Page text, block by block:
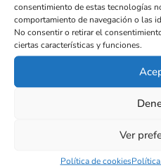
consentimiento de estas tecnologías
comportamiento de navegación o las
No consentir o retirar el
ciertas características y funciones.
Ver
Política de cookiesPolítica
BARRANCO OTONELL
Nivel 3